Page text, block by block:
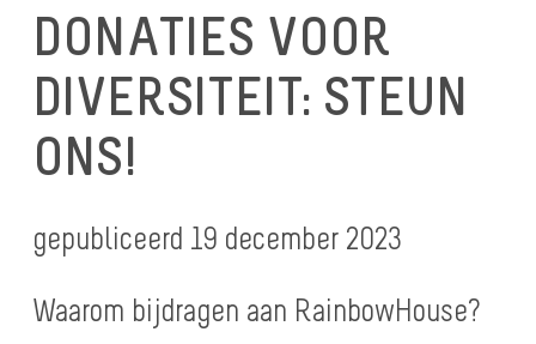
DONATIES VOOR
DIVERSITEIT: STEUN
ONS!
gepubliceerd 19 december 2023
Waarom bijdragen aan RainbowHouse?